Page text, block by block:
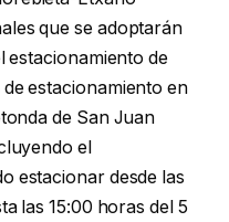
que se adoptarán
estacionamiento de
estacionamiento en
de San Juan
el
estacionar desde las
las 15:00 horas del 5